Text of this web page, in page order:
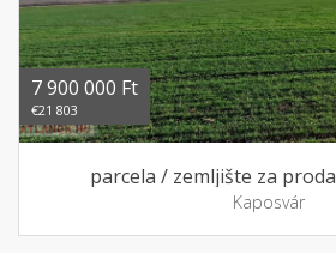
7 900 000 Ft
€21 803
parcela / zemljište za
Kaposvár